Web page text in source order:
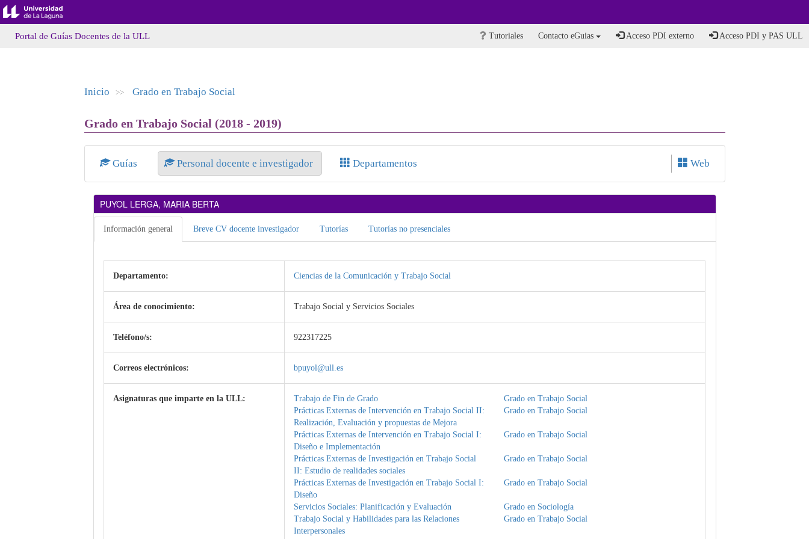
Portal de Guías Docentes de la ULL Tutoriales Contacto eGuias Acceso PDI externo Acceso PDI y PAS ULL
Inicio >> Grado en Trabajo Social
Grado en Trabajo Social (2018 - 2019)
Guías Personal docente e investigador Departamentos Web
PUYOL LERGA, MARIA BERTA
Información general Breve CV docente investigador Tutorías Tutorías no presenciales
Departamento: Ciencias de la Comunicación y Trabajo Social
Área de conocimiento: Trabajo Social y Servicios Sociales
Teléfono/s: 922317225
Correos electrónicos: bpuyol@ull.es
Asignaturas que imparte en la ULL: Trabajo de Fin de Grado
Grado en Trabajo Social
Prácticas Externas de Intervención en Trabajo Social II:
Realización, Evaluación y propuestas de Mejora
Grado en Trabajo Social
Prácticas Externas de Intervención en Trabajo Social I:
Diseño e Implementación
Grado en Trabajo Social
Prácticas Externas de Investigación en Trabajo Social
II: Estudio de realidades sociales
Grado en Trabajo Social
Prácticas Externas de Investigación en Trabajo Social I:
Diseño
Grado en Trabajo Social
Servicios Sociales: Planificación y Evaluación
Grado en Sociología
Trabajo Social y Habilidades para las Relaciones
Interpersonales
Grado en Trabajo Social